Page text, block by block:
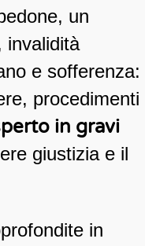
un
invalidità
e sofferenza:
procedimenti
in gravi
giustizia e il
in